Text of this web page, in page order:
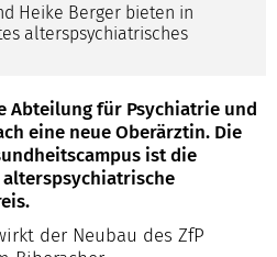
Heike Berger bieten in
alterspsychiatrisches
Abteilung für Psychiatrie und
eine neue Oberärztin. Die
ist die
der Neubau des ZfP